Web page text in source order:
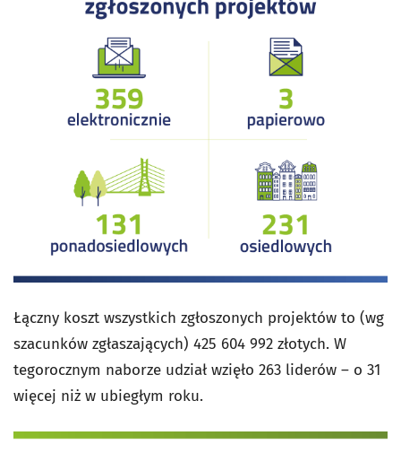
Łączny koszt wszystkich zgłoszonych projektów to (wg
szacunków zgłaszających) 425 604 992 złotych. W
tegorocznym naborze udział wzięło 263 liderów – o 31
więcej niż w ubiegłym roku.